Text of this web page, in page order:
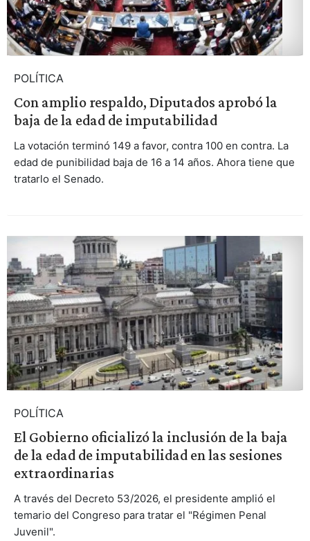
POLÍTICA
Con amplio respaldo, Diputados aprobó la
baja de la edad de imputabilidad
La votación terminó 149 a favor, contra 100 en contra. La
edad de punibilidad baja de 16 a 14 años. Ahora tiene que
tratarlo el Senado.
POLÍTICA
El Gobierno oficializó la inclusión de la baja
de la edad de imputabilidad en las sesiones
extraordinarias
A través del Decreto 53/2026, el presidente amplió el
temario del Congreso para tratar el "Régimen Penal
Juvenil".